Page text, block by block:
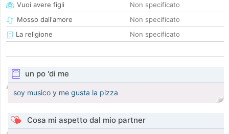
Vuoi avere figli
Non specificato
Mosso dall'amore
Non specificato
La religione
Non specificato
un po 'di me
soy musico y me gusta la pizza
Cosa mi aspetto dal mio partner